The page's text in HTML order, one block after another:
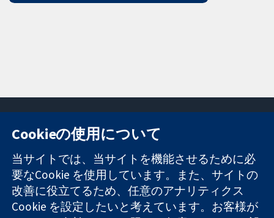
信頼できるエビ
デンスと
情報に基づく意
11-13 Cavendish
Square
London
W1G 0AN
United Kingdom
お問い合わせ
ニュース
広報
コクランにつ
いて
Cookieの使用について
当サイトでは、当サイトを機能させるために必
要なCookie を使用しています。また、サイトの
改善に役立てるため、任意のアナリティクス
Cookie を設定したいと考えています。お客様が